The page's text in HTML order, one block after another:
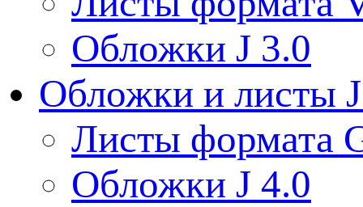
Обложки J 3.0
Обложки и листы
Листы формата
Обложки J 4.0